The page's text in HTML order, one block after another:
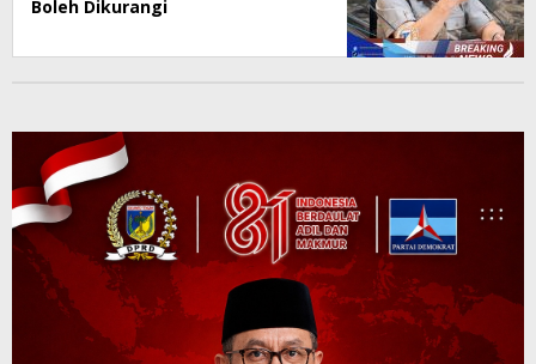
Boleh Dikurangi